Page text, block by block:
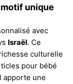
unique
avec
Israël. Ce
culturelle
pour bébé
apporte une